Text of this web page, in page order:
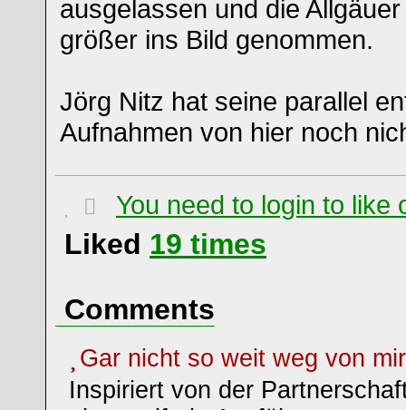
ausgelassen und die
größer ins Bild genommen.
Jörg Nitz hat seine parallel
Aufnahmen von hier noch
You need to login to like
Liked 19 times
Comments
Gar nicht so weit weg von
Inspiriert von der